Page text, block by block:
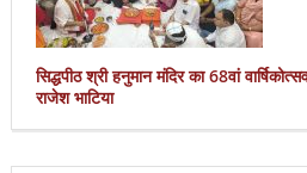
सिद्धपीठ श्री हनुमान मंदिर का 68वां
राजेश भाटिया